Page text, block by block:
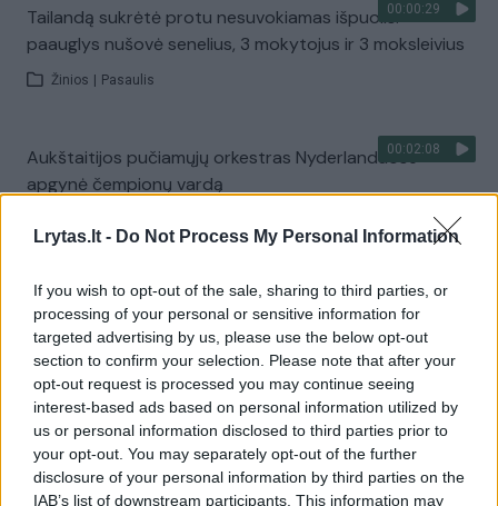
Lrytas.lt - Do Not Process My Personal Information
If you wish to opt-out of the sale, sharing to third parties, or
processing of your personal or sensitive information for
targeted advertising by us, please use the below opt-out
section to confirm your selection. Please note that after your
opt-out request is processed you may continue seeing
interest-based ads based on personal information utilized by
us or personal information disclosed to third parties prior to
your opt-out. You may separately opt-out of the further
disclosure of your personal information by third parties on the
IAB’s list of downstream participants. This information may
00:00:29
Tailandą sukrėtė protu nesuvokiamas išpuolis:
paauglys nušovė senelius, 3 mokytojus ir 3 moksleivius
Žinios Pasaulis
00:02:08
Aukštaitijos pučiamųjų orkestras Nyderlanduose
apgynė čempionų vardą
Visi įrašai
Žiūrimiausi įrašai
00:00:30
Vaizdai iš tragiškos avarijos Vilniaus r.: dviejų moterų ir